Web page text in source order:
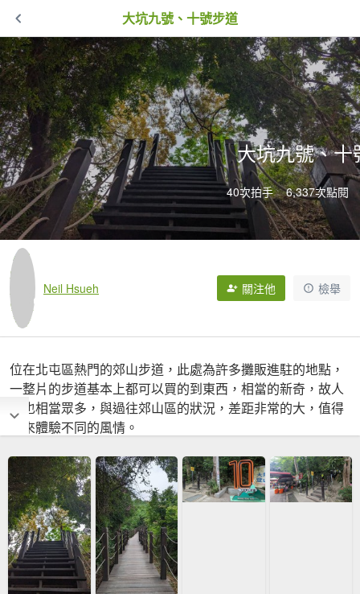
大坑九號、十號步道
大坑九號、十
40次拍手 6,337次點閱
Neil Hsueh 關注他 檢舉
位在北屯區熱門的郊山步道，此處為許多攤販進駐的地點，
一整片的步道基本上都可以買的到東西，相當的新奇，故人
數也相當眾多，與過往郊山區的狀況，差距非常的大，值得
前來體驗不同的風情。